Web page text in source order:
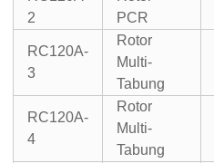
2
PCR
RC120A-
3
Rotor
Multi-
Tabung
RC120A-
4
Rotor
Multi-
Tabung